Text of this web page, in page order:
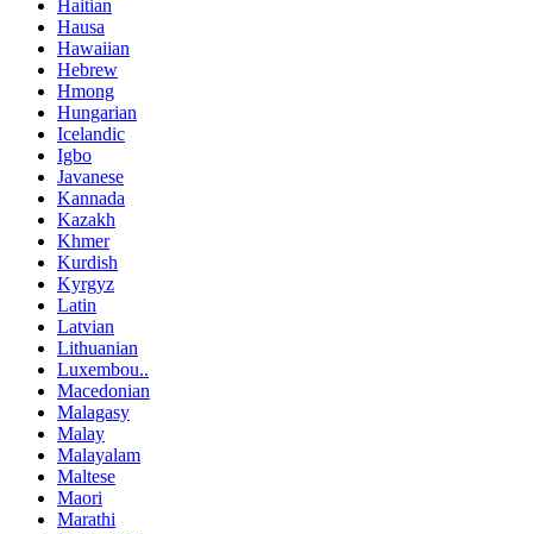
Haitian
Hausa
Hawaiian
Hebrew
Hmong
Hungarian
Icelandic
Igbo
Javanese
Kannada
Kazakh
Khmer
Kurdish
Kyrgyz
Latin
Latvian
Lithuanian
Luxembou..
Macedonian
Malagasy
Malay
Malayalam
Maltese
Maori
Marathi